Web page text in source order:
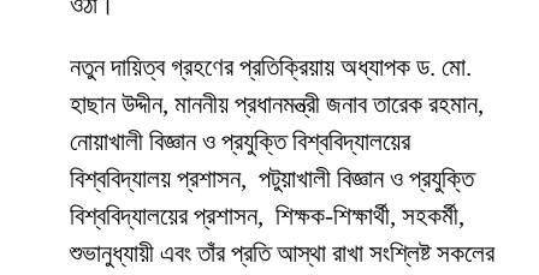
নতুন দায়িত্ব গ্রহণের প্রতিক্রিয়ায় অধ্যাপক ড. মো.
হাছান উদ্দীন, মাননীয় প্রধানমন্ত্রী জনাব তারেক রহমান,
নোয়াখালী বিজ্ঞান ও প্রযুক্তি বিশ্ববিদ্যালয়ের
বিশ্ববিদ্যালয় প্রশাসন, পটুয়াখালী বিজ্ঞান ও প্রযুক্তি
বিশ্ববিদ্যালয়ের প্রশাসন, শিক্ষক-শিক্ষার্থী, সহকর্মী,
শুভানুধ্যায়ী এবং তাঁর প্রতি আস্থা রাখা সংশ্লিষ্ট সকলের